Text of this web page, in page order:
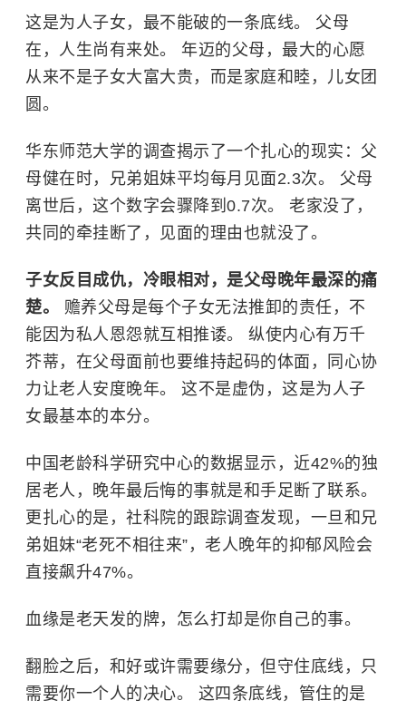
这是为人子女，最不能破的一条底线。 父母
在，人生尚有来处。 年迈的父母，最大的心愿
从来不是子女大富大贵，而是家庭和睦，儿女团
圆。
华东师范大学的调查揭示了一个扎心的现实：父
母健在时，兄弟姐妹平均每月见面2.3次。 父母
离世后，这个数字会骤降到0.7次。 老家没了，
共同的牵挂断了，见面的理由也就没了。
子女反目成仇，冷眼相对，是父母晚年最深的痛
楚。 赡养父母是每个子女无法推卸的责任，不
能因为私人恩怨就互相推诿。 纵使内心有万千
芥蒂，在父母面前也要维持起码的体面，同心协
力让老人安度晚年。 这不是虚伪，这是为人子
女最基本的本分。
中国老龄科学研究中心的数据显示，近42%的独
居老人，晚年最后悔的事就是和手足断了联系。
更扎心的是，社科院的跟踪调查发现，一旦和兄
弟姐妹“老死不相往来”，老人晚年的抑郁风险会
直接飙升47%。
血缘是老天发的牌，怎么打却是你自己的事。
翻脸之后，和好或许需要缘分，但守住底线，只
需要你一个人的决心。 这四条底线，管住的是